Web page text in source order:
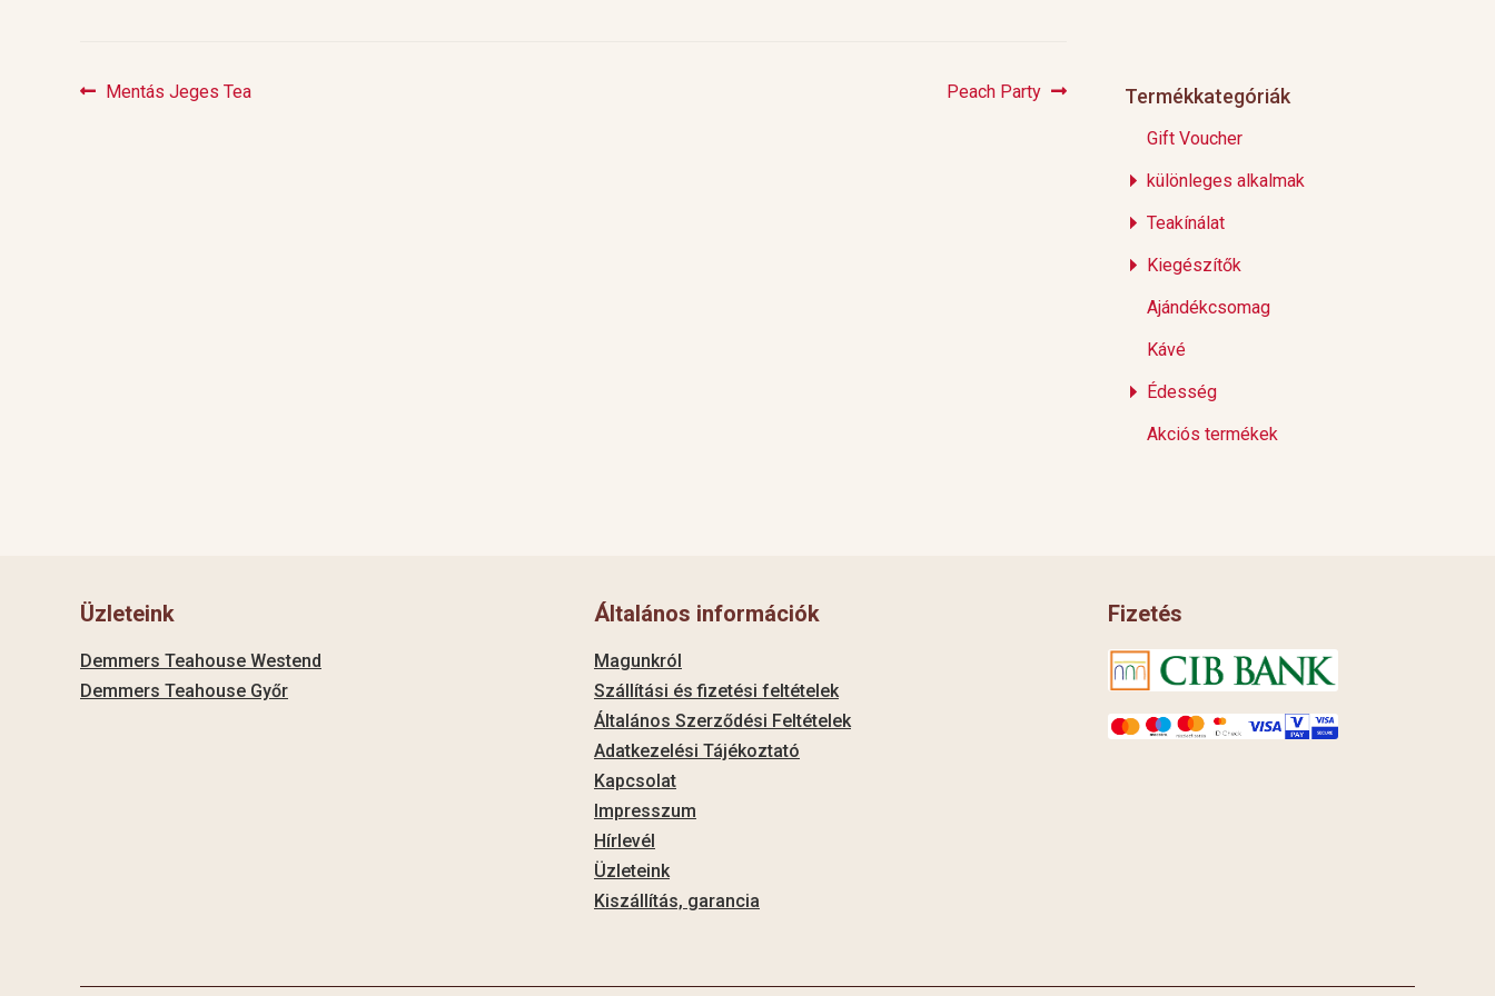
Bejegyzés
Previous
Mentás Jeges Tea
Next
Peach Party Termékkategóriák
Gift Voucher
különleges alkalmak
Teakínálat
Kiegészítők
Ajándékcsomag
Kávé
Édesség
Akciós termékek
Üzleteink
Demmers Teahouse Westend
Demmers Teahouse Győr
Általános információk
Magunkról
Szállítási és fizetési feltételek
Általános Szerződési Feltételek
Adatkezelési Tájékoztató
Kapcsolat
Impresszum
Hírlevél
Üzleteink
Kiszállítás, garancia
Fizetés